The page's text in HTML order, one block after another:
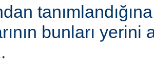
bunları yerini